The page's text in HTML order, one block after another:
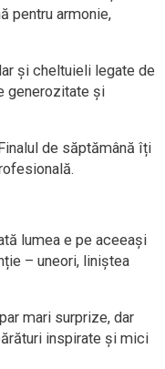
pentru armonie,
și cheltuieli legate de
generozitate și
de săptămână îți
lumea e pe aceeași
– uneori, liniștea
mari surprize, dar
inspirate și mici